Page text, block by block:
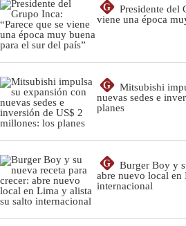
G
Presidente del
viene una época
G
Mitsubishi
nuevas sedes e
planes
G
Burger Boy y
abre nuevo local en
internacional